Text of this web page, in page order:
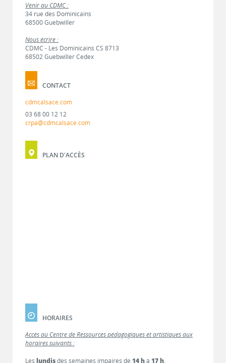
Venir au CDMC :
34 rue des Dominicains
68500 Guebwiller
Nous écrire :
CDMC - Les Dominicains CS 8713
68502 Guebwiller Cedex
CONTACT
cdmcalsace.com
03 68 00 12 12
crpa@cdmcalsace.com
PLAN D'ACCÈS
HORAIRES
Accès au Centre de Ressources pédagogiques et artistiques aux
horaires suivants :
Les lundisdes semaines impaires de 14 hà 17 h.